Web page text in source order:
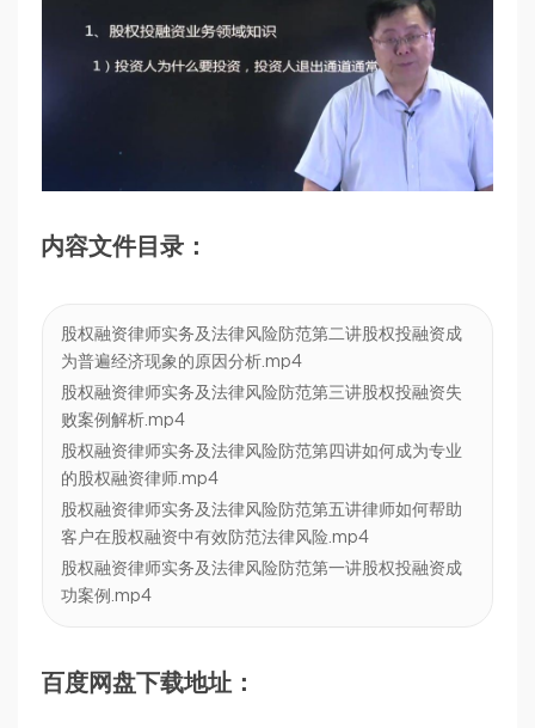
内容文件目录：
股权融资律师实务及法律风险防范第二讲股权投融资成
为普遍经济现象的原因分析.mp4
股权融资律师实务及法律风险防范第三讲股权投融资失
败案例解析.mp4
股权融资律师实务及法律风险防范第四讲如何成为专业
的股权融资律师.mp4
股权融资律师实务及法律风险防范第五讲律师如何帮助
客户在股权融资中有效防范法律风险.mp4
股权融资律师实务及法律风险防范第一讲股权投融资成
功案例.mp4
百度网盘下载地址：